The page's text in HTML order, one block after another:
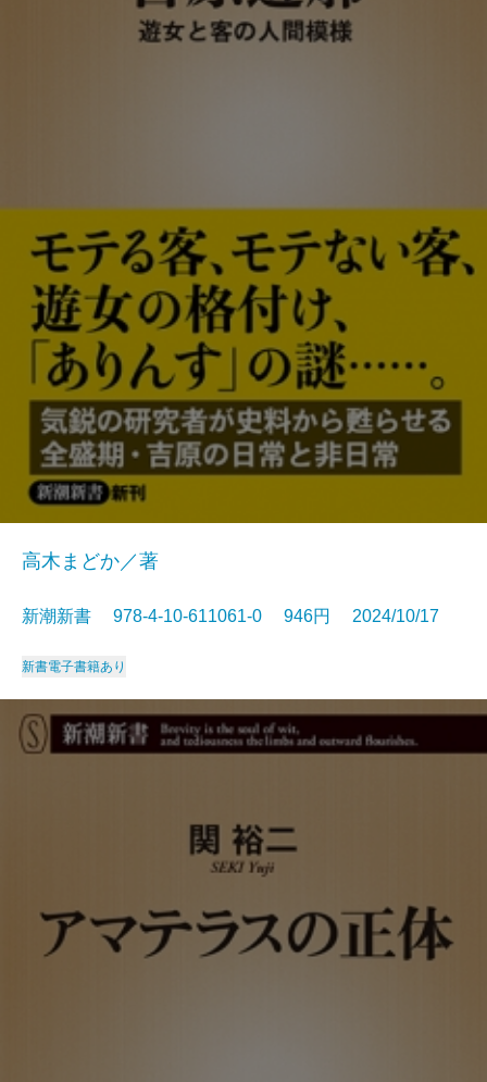
高木まどか／著
新潮新書 978-4-10-611061-0 946円 2024/10/17
新書電子書籍あり